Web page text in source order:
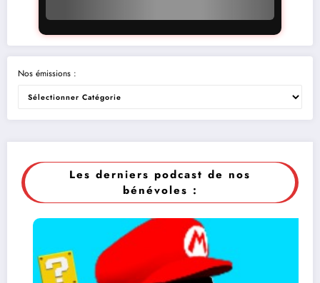
Nos émissions :
Les derniers podcast de nos
bénévoles :